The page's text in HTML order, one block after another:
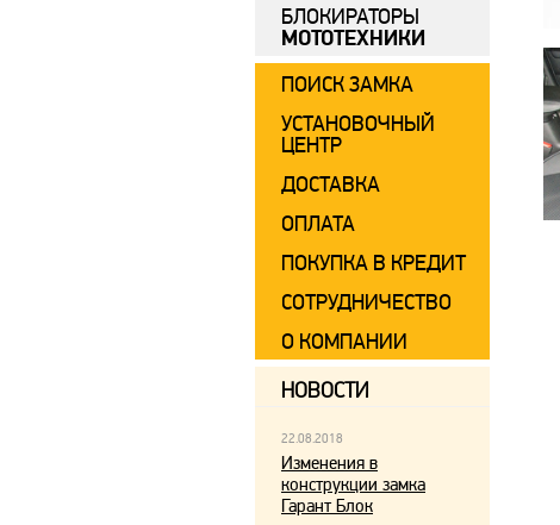
БЛОКИРАТОРЫ
МОТОТЕХНИКИ
ПОИСК ЗАМКА
УСТАНОВОЧНЫЙ
ЦЕНТР
ДОСТАВКА
ОПЛАТА
ПОКУПКА В КРЕДИТ
СОТРУДНИЧЕСТВО
О КОМПАНИИ
НОВОСТИ
22.08.2018
Изменения в
конструкции замка
Гарант Блок